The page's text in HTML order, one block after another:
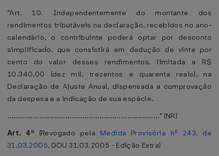
"Art. 10. Independentemente do montante dos
rendimentos tributáveis na declaração, recebidos no ano-
calendário, o contribuinte poderá optar por desconto
simplificado, que consistirá em dedução de vinte por
cento do valor desses rendimentos, limitada a R$
10.340,00 (dez mil, trezentos e quarenta reais), na
Declaração de Ajuste Anual, dispensada a comprovação
da despesa e a indicação de sua espécie.
......................................................................." (NR)
Art. 4º (Revogado pela Medida Provisória nº 243, de
31.03.2005, DOU 31.03.2005 - Edição Extra)